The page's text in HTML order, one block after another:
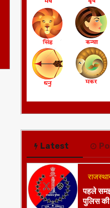
Latest
पहले
पुलिस